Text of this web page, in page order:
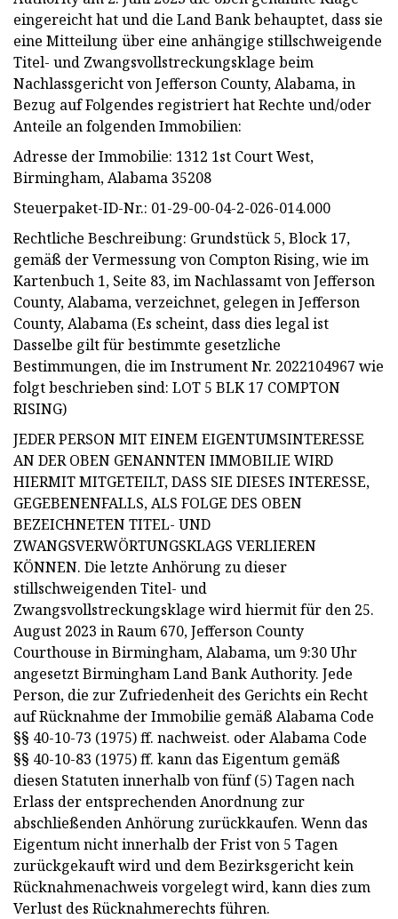
eingereicht hat und die Land Bank behauptet, dass sie
eine Mitteilung über eine anhängige stillschweigende
Titel- und Zwangsvollstreckungsklage beim
Nachlassgericht von Jefferson County, Alabama, in
Bezug auf Folgendes registriert hat Rechte und/oder
Anteile an folgenden Immobilien:
Adresse der Immobilie: 1312 1st Court West,
Birmingham, Alabama 35208
Steuerpaket-ID-Nr.: 01-29-00-04-2-026-014.000
Rechtliche Beschreibung: Grundstück 5, Block 17,
gemäß der Vermessung von Compton Rising, wie im
Kartenbuch 1, Seite 83, im Nachlassamt von Jefferson
County, Alabama, verzeichnet, gelegen in Jefferson
County, Alabama (Es scheint, dass dies legal ist
Dasselbe gilt für bestimmte gesetzliche
Bestimmungen, die im Instrument Nr. 2022104967 wie
folgt beschrieben sind: LOT 5 BLK 17 COMPTON
RISING)
JEDER PERSON MIT EINEM EIGENTUMSINTERESSE
AN DER OBEN GENANNTEN IMMOBILIE WIRD
HIERMIT MITGETEILT, DASS SIE DIESES INTERESSE,
GEGEBENENFALLS, ALS FOLGE DES OBEN
BEZEICHNETEN TITEL- UND
ZWANGSVERWÖRTUNGSKLAGS VERLIEREN
KÖNNEN. Die letzte Anhörung zu dieser
stillschweigenden Titel- und
Zwangsvollstreckungsklage wird hiermit für den 25.
August 2023 in Raum 670, Jefferson County
Courthouse in Birmingham, Alabama, um 9:30 Uhr
angesetzt Birmingham Land Bank Authority. Jede
Person, die zur Zufriedenheit des Gerichts ein Recht
auf Rücknahme der Immobilie gemäß Alabama Code
§§ 40-10-73 (1975) ff. nachweist. oder Alabama Code
§§ 40-10-83 (1975) ff. kann das Eigentum gemäß
diesen Statuten innerhalb von fünf (5) Tagen nach
Erlass der entsprechenden Anordnung zur
abschließenden Anhörung zurückkaufen. Wenn das
Eigentum nicht innerhalb der Frist von 5 Tagen
zurückgekauft wird und dem Bezirksgericht kein
Rücknahmenachweis vorgelegt wird, kann dies zum
Verlust des Rücknahmerechts führen.